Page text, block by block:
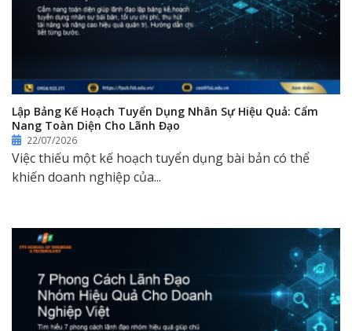
Lập Bảng Kế Hoạch Tuyển Dụng Nhân Sự Hiệu Quả: Cẩm
Nang Toàn Diện Cho Lãnh Đạo
22/07/2026
Việc thiếu một kế hoạch tuyển dụng bài bản có thể
khiến doanh nghiệp của...